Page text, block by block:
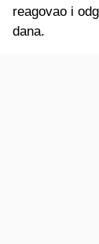
reagovao i
dana.